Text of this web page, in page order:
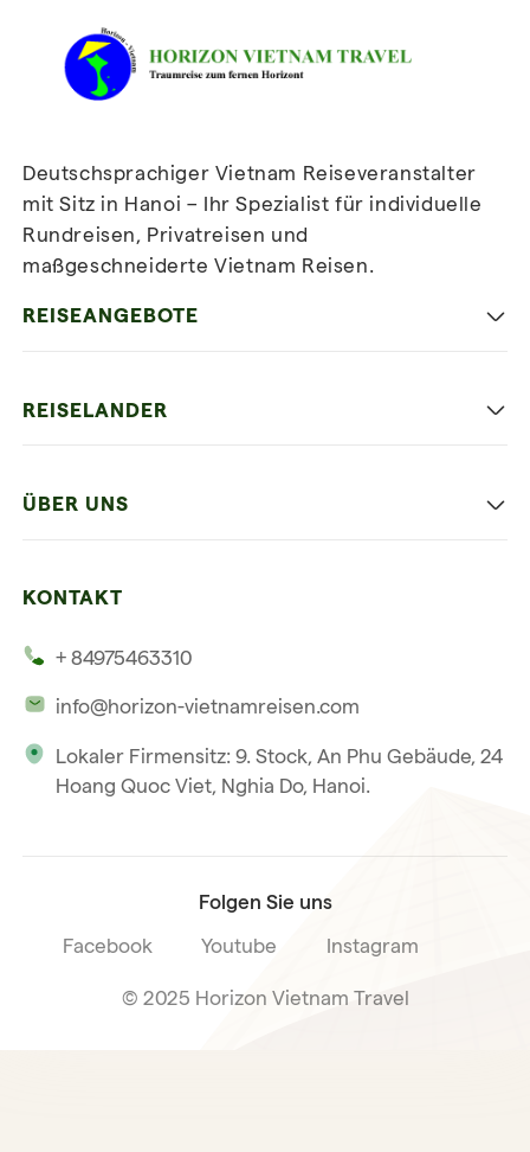
Newsletterabonnieren
Deutschsprachiger Vietnam Reiseveranstalter
mit Sitz in Hanoi – Ihr Spezialist für individuelle
Rundreisen, Privatreisen und
maßgeschneiderte Vietnam Reisen.
REISEANGEBOTE
Die Beste Reise
Mehrere Länder
REISELANDER
ÜBER UNS
Unsere internationale Tourismuslizenz
KONTAKT
+ 84975463310
info@horizon-vietnamreisen.com
Lokaler Firmensitz: 9. Stock, An Phu Gebäude, 24
Hoang Quoc Viet, Nghia Do, Hanoi.
Folgen Sie uns
Facebook Youtube Instagram
© 2025 Horizon Vietnam Travel